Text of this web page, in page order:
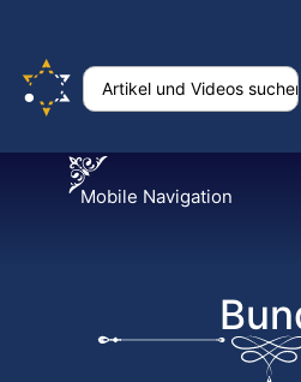
Mobile Navigation